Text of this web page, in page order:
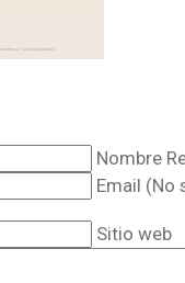
Nombre
Email (No
Sitio web